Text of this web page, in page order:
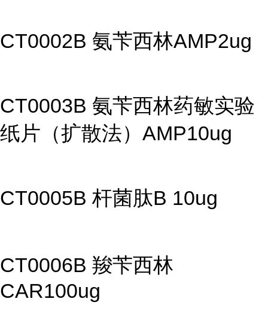
CT0002B 氨苄西林AMP2ug
CT0003B 氨苄西林药敏实验
纸片（扩散法）AMP10ug
CT0005B 杆菌肽B 10ug
CT0006B 羧苄西林
CAR100ug